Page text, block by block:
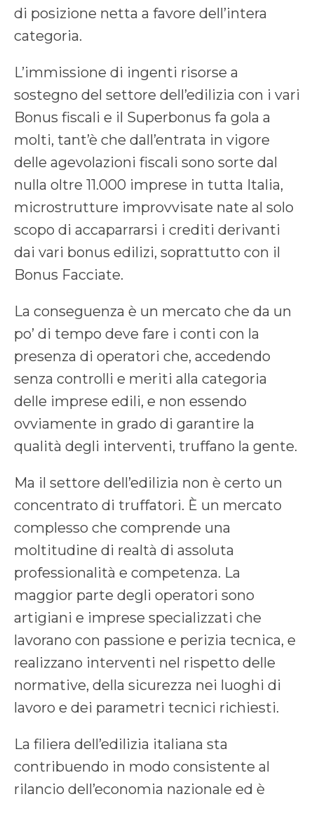
di posizione netta a favore dell’intera
categoria.
L’immissione di ingenti risorse a
sostegno del settore dell’edilizia con i vari
Bonus fiscali e il Superbonus fa gola a
molti, tant’è che dall’entrata in vigore
delle agevolazioni fiscali sono sorte dal
nulla oltre 11.000 imprese in tutta Italia,
microstrutture improvvisate nate al solo
scopo di accaparrarsi i crediti derivanti
dai vari bonus edilizi, soprattutto con il
Bonus Facciate.
La conseguenza è un mercato che da un
po’ di tempo deve fare i conti con la
presenza di operatori che, accedendo
senza controlli e meriti alla categoria
delle imprese edili, e non essendo
ovviamente in grado di garantire la
qualità degli interventi, truffano la gente.
Ma il settore dell’edilizia non è certo un
concentrato di truffatori. È un mercato
complesso che comprende una
moltitudine di realtà di assoluta
professionalità e competenza. La
maggior parte degli operatori sono
artigiani e imprese specializzati che
lavorano con passione e perizia tecnica, e
realizzano interventi nel rispetto delle
normative, della sicurezza nei luoghi di
lavoro e dei parametri tecnici richiesti.
La filiera dell’edilizia italiana sta
contribuendo in modo consistente al
rilancio dell’economia nazionale ed è